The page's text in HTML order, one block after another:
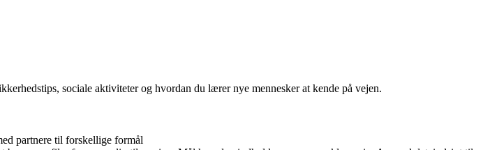
sociale aktiviteter og hvordan du lærer nye mennesker at kende på vejen.
partnere til forskellige formål